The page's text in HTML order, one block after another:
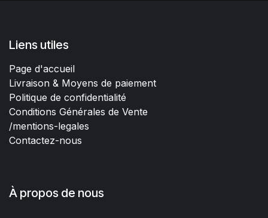
Liens utiles
Page d'accueil
Livraison & Moyens de paiement
Politique de confidentialité
Conditions Générales de Vente
/mentions-legales
Contactez-nous
À propos de nous